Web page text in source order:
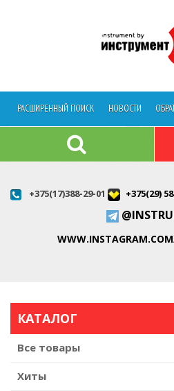
РАСШИРЕННЫЙ ПОИСК НОВОСТИ
+375(17)388-29-01 +375(29)
КАТАЛОГ
Все товары
Хиты